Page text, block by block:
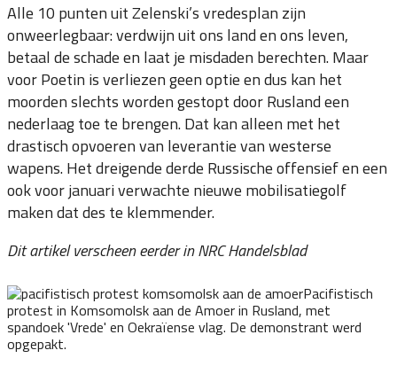
Alle 10 punten uit Zelenski’s vredesplan zijn
onweerlegbaar: verdwijn uit ons land en ons leven,
betaal de schade en laat je misdaden berechten. Maar
voor Poetin is verliezen geen optie en dus kan het
moorden slechts worden gestopt door Rusland een
nederlaag toe te brengen. Dat kan alleen met het
drastisch opvoeren van leverantie van westerse
wapens. Het dreigende derde Russische offensief en een
ook voor januari verwachte nieuwe mobilisatiegolf
maken dat des te klemmender.
Dit artikel verscheen eerder in NRC Handelsblad
Pacifistisch
protest in Komsomolsk aan de Amoer in Rusland, met
spandoek 'Vrede' en Oekraïense vlag. De demonstrant werd
opgepakt.